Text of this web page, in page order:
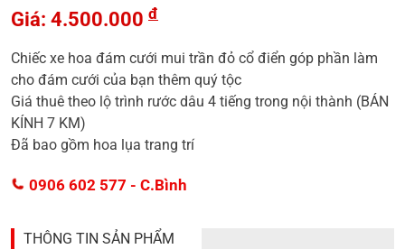
Giá: 4.500.000 đ
Chiếc xe hoa đám cưới mui trần đỏ cổ điển góp phần làm
cho đám cưới của bạn thêm quý tộc
Giá thuê theo lộ trình rước dâu 4 tiếng trong nội thành (BÁN
KÍNH 7 KM)
Đã bao gồm hoa lụa trang trí
0906 602 577 - C.Bình
THÔNG TIN SẢN PHẨM